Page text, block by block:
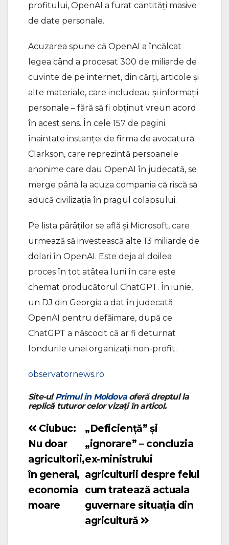
profitului, OpenAI a furat cantităţi masive
de date personale.
Acuzarea spune că OpenAI a încălcat
legea când a procesat 300 de miliarde de
cuvinte de pe internet, din cărţi, articole şi
alte materiale, care includeau şi informaţii
personale – fără să fi obţinut vreun acord
în acest sens. În cele 157 de pagini
înaintate instanţei de firma de avocatură
Clarkson, care reprezintă persoanele
anonime care dau OpenAI în judecată, se
merge până la acuza compania că riscă să
aducă civilizaţia în pragul colapsului.
Pe lista pârâţilor se află şi Microsoft, care
urmează să investească alte 13 miliarde de
dolari în OpenAI. Este deja al doilea
proces în tot atâtea luni în care este
chemat producătorul ChatGPT. În iunie,
un DJ din Georgia a dat în judecată
OpenAI pentru defăimare, după ce
ChatGPT a născocit că ar fi deturnat
fondurile unei organizaţii non-profit.
observatornews.ro
Site-ulPrimul in Moldovaoferă dreptul la
replică tuturor celor vizați în articol.
Navigare
în
articole
„Deficiență” și
„ignorare” – concluzia
ex-ministrului
agriculturii despre felul
cum tratează actuala
guvernare situația din
agricultură
Ciubuc:
Nu doar
agricultorii,
în general,
economia
moare